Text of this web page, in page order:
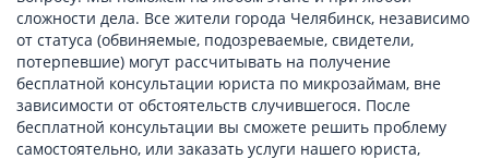
сложности дела. Все жители города Челябинск, независимо
от статуса (обвиняемые, подозреваемые, свидетели,
потерпевшие) могут рассчитывать на получение
бесплатной консультации юриста по микрозаймам, вне
зависимости от обстоятельств случившегося. После
бесплатной консультации вы сможете решить проблему
самостоятельно, или заказать услуги нашего юриста,